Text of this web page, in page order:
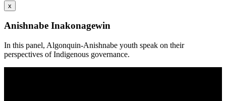
x
Anishnabe Inakonagewin
In this panel, Algonquin-Anishnabe youth speak on their
perspectives of Indigenous governance.